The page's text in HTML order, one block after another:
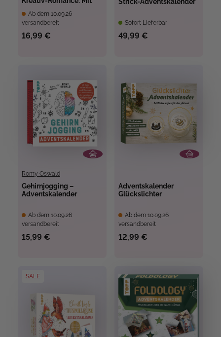
Along.
Adventskalenderbuch
(Band 2)
Ab dem 10.09.26
versandbereit
16,99 €
Sofort Lieferbar
49,99 €
Romy Oswald
Gehirnjogging –
Adventskalender
Ab dem 10.09.26
versandbereit
15,99 €
Adventskalender
Glückslichter
Ab dem 10.09.26
versandbereit
12,99 €
SALE